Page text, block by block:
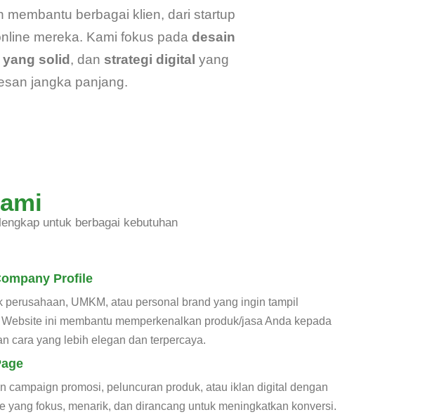
berbagai klien, dari startup
mereka. Kami fokus pada desain
solid , dan strategi digital yang
jangka panjang.
untuk berbagai kebutuhan
Profile
perusahaan, UMKM, atau personal brand yang ingin tampil
ini membantu memperkenalkan produk/jasa Anda kepada
cara yang lebih elegan dan terpercaya.
campaign promosi, peluncuran produk, atau iklan digital dengan
yang fokus, menarik, dan dirancang untuk meningkatkan konversi.